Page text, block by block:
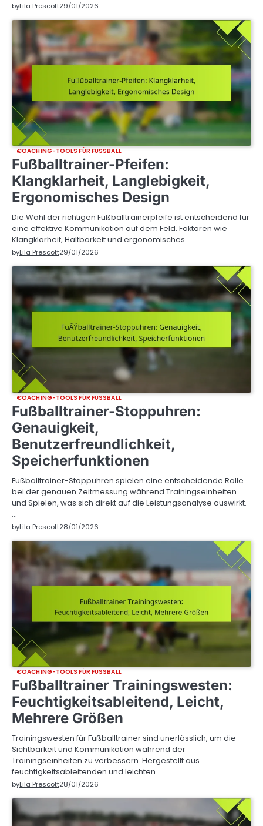
byLila Prescott29/01/2026
COACHING-TOOLS FÜR FUSSBALL
Fußballtrainer-Pfeifen:
Klangklarheit, Langlebigkeit,
Ergonomisches Design
Die Wahl der richtigen Fußballtrainerpfeife ist entscheidend für
eine effektive Kommunikation auf dem Feld. Faktoren wie
Klangklarheit, Haltbarkeit und ergonomisches…
byLila Prescott29/01/2026
COACHING-TOOLS FÜR FUSSBALL
Fußballtrainer-Stoppuhren:
Genauigkeit,
Benutzerfreundlichkeit,
Speicherfunktionen
Fußballtrainer-Stoppuhren spielen eine entscheidende Rolle
bei der genauen Zeitmessung während Trainingseinheiten
und Spielen, was sich direkt auf die Leistungsanalyse auswirkt.
…
byLila Prescott28/01/2026
COACHING-TOOLS FÜR FUSSBALL
Fußballtrainer Trainingswesten:
Feuchtigkeitsableitend, Leicht,
Mehrere Größen
Trainingswesten für Fußballtrainer sind unerlässlich, um die
Sichtbarkeit und Kommunikation während der
Trainingseinheiten zu verbessern. Hergestellt aus
feuchtigkeitsableitenden und leichten…
byLila Prescott28/01/2026